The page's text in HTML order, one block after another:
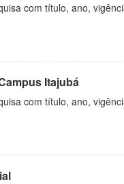
com título, ano,
Itajubá
com título, ano,